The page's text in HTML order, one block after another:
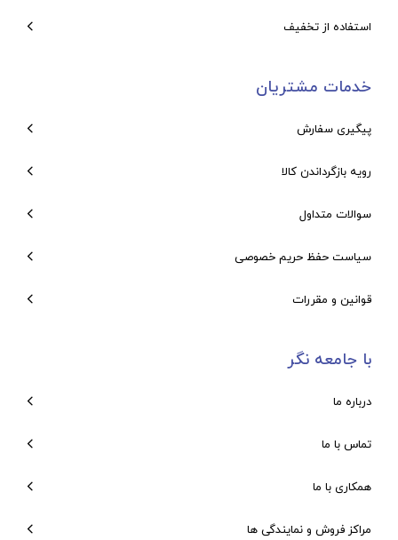
استفاده از تخفیف
خدمات مشتریان
پیگیری سفارش
رویه بازگرداندن کالا
سوالات متداول
سیاست حفظ حریم خصوصی
قوانین و مقررات
با جامعه نگر
درباره ما
تماس با ما
همکاری با ما
مراکز فروش و نمایندگی ها